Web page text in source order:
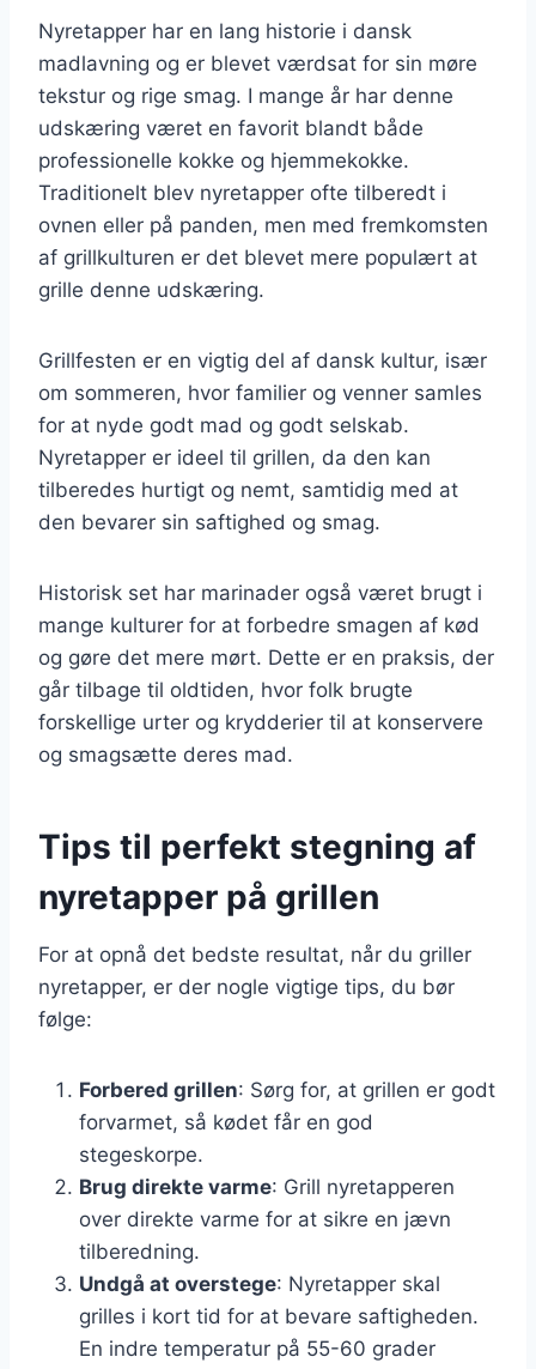
Nyretapper har en lang historie i dansk
madlavning og er blevet værdsat for sin møre
tekstur og rige smag. I mange år har denne
udskæring været en favorit blandt både
professionelle kokke og hjemmekokke.
Traditionelt blev nyretapper ofte tilberedt i
ovnen eller på panden, men med fremkomsten
af grillkulturen er det blevet mere populært at
grille denne udskæring.
Grillfesten er en vigtig del af dansk kultur, især
om sommeren, hvor familier og venner samles
for at nyde godt mad og godt selskab.
Nyretapper er ideel til grillen, da den kan
tilberedes hurtigt og nemt, samtidig med at
den bevarer sin saftighed og smag.
Historisk set har marinader også været brugt i
mange kulturer for at forbedre smagen af kød
og gøre det mere mørt. Dette er en praksis, der
går tilbage til oldtiden, hvor folk brugte
forskellige urter og krydderier til at konservere
og smagsætte deres mad.
Tips til perfekt stegning af
nyretapper på grillen
For at opnå det bedste resultat, når du griller
nyretapper, er der nogle vigtige tips, du bør
følge:
Forbered grillen: Sørg for, at grillen er godt
forvarmet, så kødet får en god
stegeskorpe.
Brug direkte varme: Grill nyretapperen
over direkte varme for at sikre en jævn
tilberedning.
Undgå at overstege: Nyretapper skal
grilles i kort tid for at bevare saftigheden.
En indre temperatur på 55-60 grader